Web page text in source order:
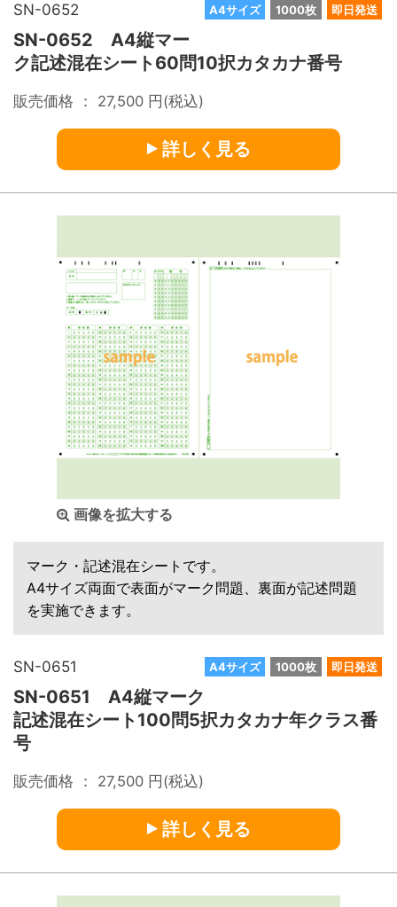
A4サイズ 1000枚 即日発送
SN-0652
SN-0652 A4縦マー
ク記述混在シート60問10択カタカナ番号
販売価格 ： 27,500 円(税込)
詳しく見る
画像を拡大する
マーク・記述混在シートです。
A4サイズ両面で表面がマーク問題、裏面が記述問題
を実施できます。
A4サイズ 1000枚 即日発送
SN-0651
SN-0651 A4縦マーク
記述混在シート100問5択カタカナ年クラス番
号
販売価格 ： 27,500 円(税込)
詳しく見る